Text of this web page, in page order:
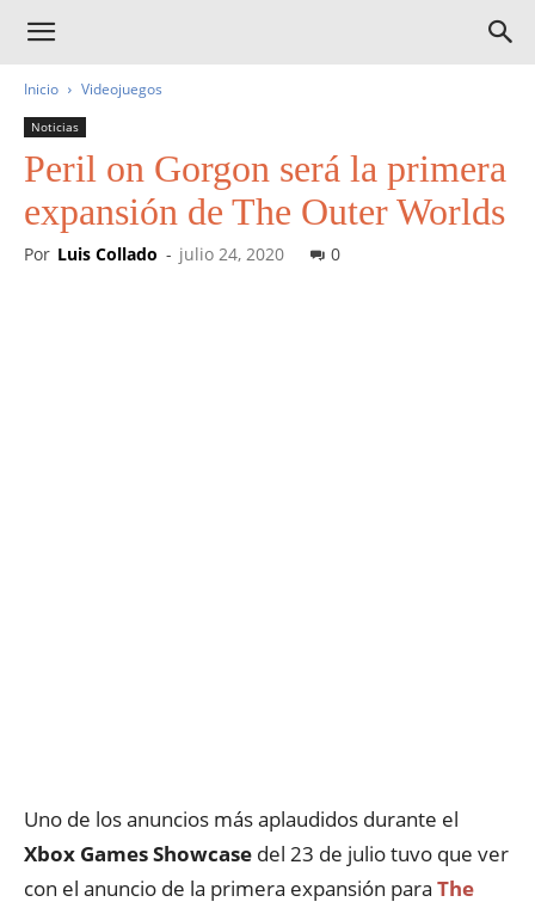
Inicio Videojuegos
Noticias
Peril on Gorgon será la primera
expansión de The Outer Worlds
Por Luis Collado - julio 24, 2020 0
Uno de los anuncios más aplaudidos durante el
Xbox Games Showcase del 23 de julio tuvo que ver
con el anuncio de la primera expansión para The